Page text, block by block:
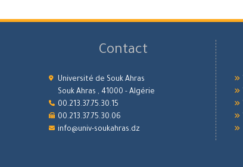
Contact
Université de Souk Ahras
Souk Ahras , 41000 - Algérie
00.213.37.75.30.15
00.213.37.75.30.06
info@univ-soukahras.dz